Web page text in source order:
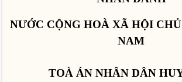
NƯỚC CỘNG HOÀ XÃ HỘI
NAM
TOÀ ÁN NHÂN DÂN